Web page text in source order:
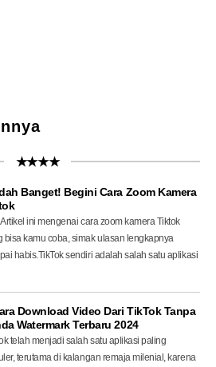
★★★★
Banget! Begini Cara Zoom Kamera
ini mengenai cara zoom kamera Tiktok
bisa kamu coba, simak ulasan lengkapnya
habis.TikTok sendiri adalah salah satu aplikasi
Download Video Dari TikTok Tanpa
Watermark Terbaru 2024
telah menjadi salah satu aplikasi paling
terutama di kalangan remaja milenial, karena